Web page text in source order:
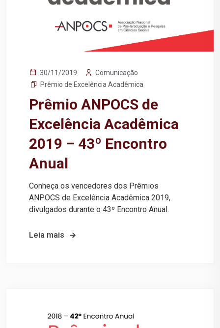
30/11/2019
Comunicação
Prêmio de Excelência Acadêmica
Prêmio ANPOCS de
Excelência Acadêmica
2019 – 43º Encontro
Anual
Conheça os vencedores dos Prêmios
ANPOCS de Excelência Acadêmica 2019,
divulgados durante o 43º Encontro Anual.
Leia mais